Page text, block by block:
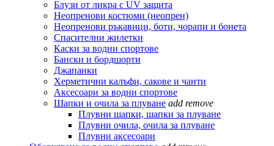
Блузи от ликра с UV защита
Неопренови костюми (неопрен)
Неопренови ръкавици, боти, чорапи и бонета
Спасителни жилетки
Каски за водни спортове
Бански и бордшорти
Джапанки
Херметични калъфи, сакове и чанти
Аксесоари за водни спортове
Шапки и очила за плуване add remove
Плувни шапки, шапки за плуване
Плувни очила, очила за плуване
Плувни аксесоари